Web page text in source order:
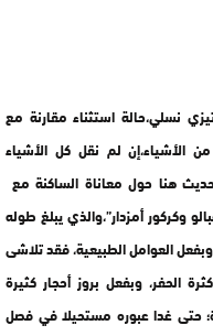
نسلي،حالة استثناء مقارنة مع
من الأشياء،إن لم نقل كل الأشياء
هنا حول معاناة الساكنة مع
وكركور أمزدار”،والذي يبلغ طوله
وبفعل العوامل الطبيعية، فقد تلاشى
الحفر، وبفعل بروز أحجار كثيرة
حتى غدا عبوره مستحيلا في فصل